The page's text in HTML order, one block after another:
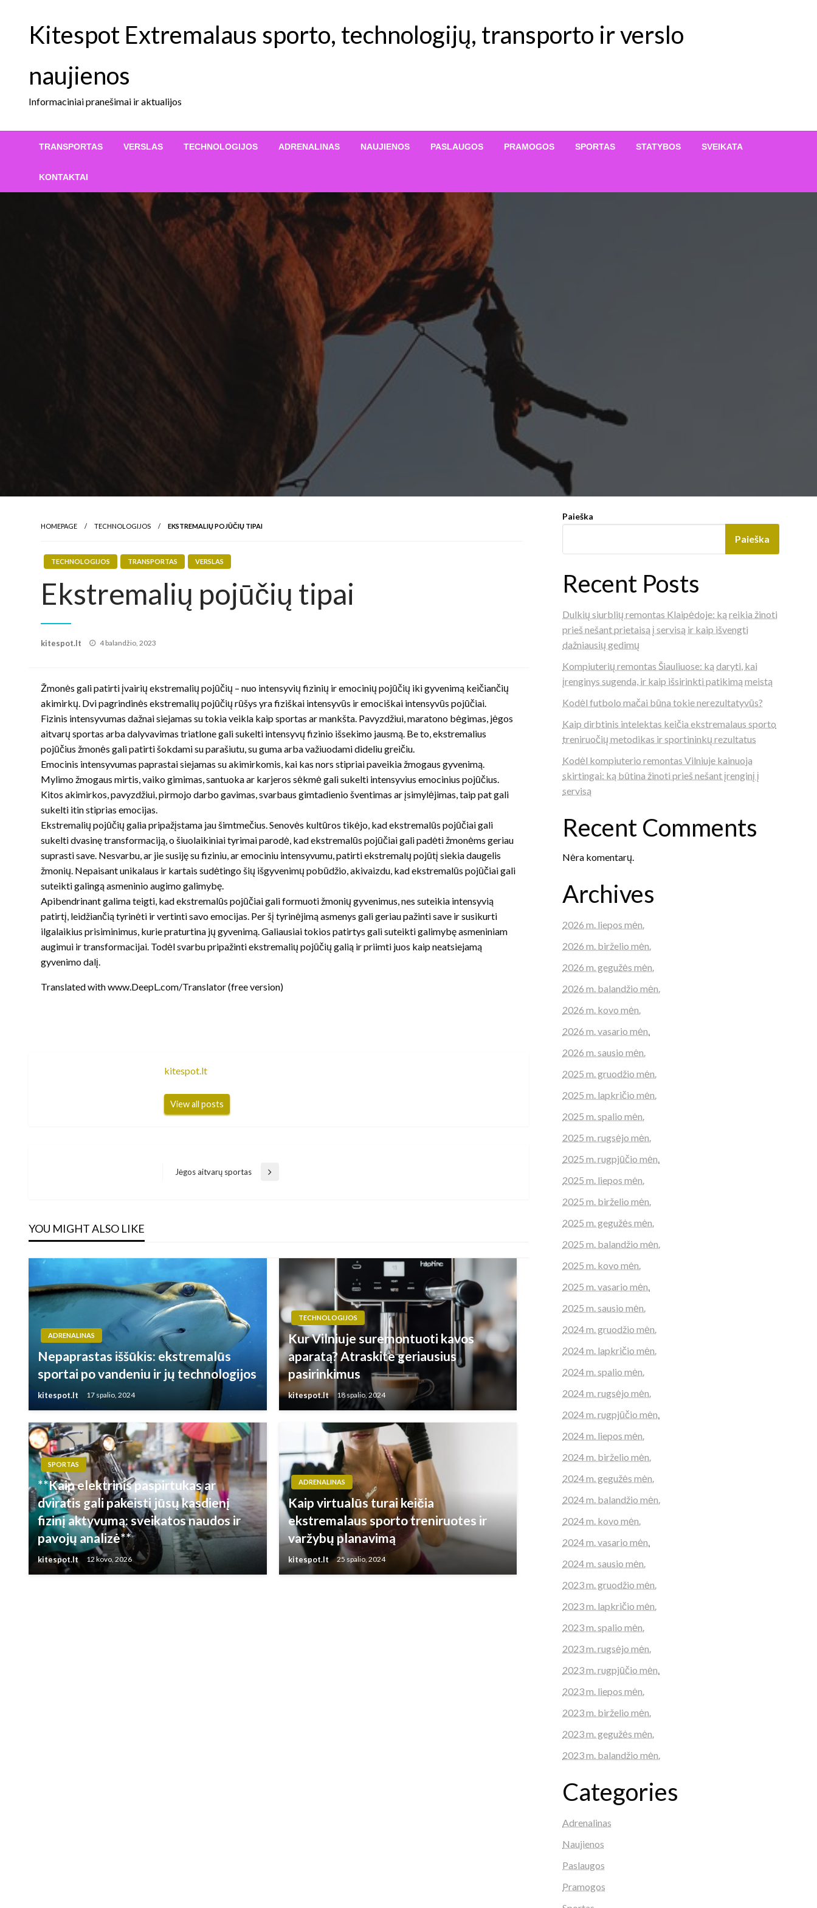
Kitespot Extremalaus sporto, technologijų, transporto ir verslo
naujienos
Informaciniai pranešimai ir aktualijos
TRANSPORTAS VERSLAS TECHNOLOGIJOS ADRENALINAS NAUJIENOS PASLAUGOS PRAMOGOS SPORTAS STATYBOS SVEIKATA
KONTAKTAI
HOMEPAGE TECHNOLOGIJOS EKSTREMALIŲ POJŪČIŲ TIPAI
TECHNOLOGIJOS TRANSPORTAS VERSLAS
Ekstremalių pojūčių tipai
kitespot.lt
Posted
4 balandžio, 2023
Žmonės gali patirti įvairių ekstremalių pojūčių – nuo intensyvių fizinių ir emocinių pojūčių iki gyvenimą keičiančių
akimirkų. Dvi pagrindinės ekstremalių pojūčių rūšys yra fiziškai intensyvūs ir emociškai intensyvūs pojūčiai.
Fizinis intensyvumas dažnai siejamas su tokia veikla kaip sportas ar mankšta. Pavyzdžiui, maratono bėgimas, jėgos
aitvarų sportas arba dalyvavimas triatlone gali sukelti intensyvų fizinio išsekimo jausmą. Be to, ekstremalius
pojūčius žmonės gali patirti šokdami su parašiutu, su guma arba važiuodami dideliu greičiu.
Emocinis intensyvumas paprastai siejamas su akimirkomis, kai kas nors stipriai paveikia žmogaus gyvenimą.
Mylimo žmogaus mirtis, vaiko gimimas, santuoka ar karjeros sėkmė gali sukelti intensyvius emocinius pojūčius.
Kitos akimirkos, pavyzdžiui, pirmojo darbo gavimas, svarbaus gimtadienio šventimas ar įsimylėjimas, taip pat gali
sukelti itin stiprias emocijas.
Ekstremalių pojūčių galia pripažįstama jau šimtmečius. Senovės kultūros tikėjo, kad ekstremalūs pojūčiai gali
sukelti dvasinę transformaciją, o šiuolaikiniai tyrimai parodė, kad ekstremalūs pojūčiai gali padėti žmonėms geriau
suprasti save. Nesvarbu, ar jie susiję su fiziniu, ar emociniu intensyvumu, patirti ekstremalų pojūtį siekia daugelis
žmonių. Nepaisant unikalaus ir kartais sudėtingo šių išgyvenimų pobūdžio, akivaizdu, kad ekstremalūs pojūčiai gali
suteikti galingą asmeninio augimo galimybę.
Apibendrinant galima teigti, kad ekstremalūs pojūčiai gali formuoti žmonių gyvenimus, nes suteikia intensyvią
patirtį, leidžiančią tyrinėti ir vertinti savo emocijas. Per šį tyrinėjimą asmenys gali geriau pažinti save ir susikurti
ilgalaikius prisiminimus, kurie praturtina jų gyvenimą. Galiausiai tokios patirtys gali suteikti galimybę asmeniniam
augimui ir transformacijai. Todėl svarbu pripažinti ekstremalių pojūčių galią ir priimti juos kaip neatsiejamą
gyvenimo dalį.
Translated with www.DeepL.com/Translator (free version)
kitespot.lt
View all posts
įrašų
Next
Jėgos aitvarų sportas
YOU MIGHT ALSO LIKE
ADRENALINAS
Nepaprastas iššūkis: ekstremalūs
sportai po vandeniu ir jų technologijos
kitespot.lt 17 spalio, 2024
TECHNOLOGIJOS
Kur Vilniuje suremontuoti kavos
aparatą? Atraskite geriausius
pasirinkimus
kitespot.lt 18 spalio, 2024
SPORTAS
**Kaip elektrinis paspirtukas ar
dviratis gali pakeisti jūsų kasdienį
fizinį aktyvumą: sveikatos naudos ir
pavojų analizė**
kitespot.lt 12 kovo, 2026
ADRENALINAS
Kaip virtualūs turai keičia
ekstremalaus sporto treniruotes ir
varžybų planavimą
kitespot.lt 25 spalio, 2024
Paieška
Paieška
Recent Posts
Dulkių siurblių remontas Klaipėdoje: ką reikia žinoti
prieš nešant prietaisą į servisą ir kaip išvengti
dažniausių gedimų
Kompiuterių remontas Šiauliuose: ką daryti, kai
įrenginys sugenda, ir kaip išsirinkti patikimą meistą
Kodėl futbolo mačai būna tokie nerezultatyvūs?
Kaip dirbtinis intelektas keičia ekstremalaus sporto
treniruočių metodikas ir sportininkų rezultatus
Kodėl kompiuterio remontas Vilniuje kainuoja
skirtingai: ką būtina žinoti prieš nešant įrenginį į
servisą
Recent Comments
Nėra komentarų.
Archives
2026 m. liepos mėn.
2026 m. birželio mėn.
2026 m. gegužės mėn.
2026 m. balandžio mėn.
2026 m. kovo mėn.
2026 m. vasario mėn.
2026 m. sausio mėn.
2025 m. gruodžio mėn.
2025 m. lapkričio mėn.
2025 m. spalio mėn.
2025 m. rugsėjo mėn.
2025 m. rugpjūčio mėn.
2025 m. liepos mėn.
2025 m. birželio mėn.
2025 m. gegužės mėn.
2025 m. balandžio mėn.
2025 m. kovo mėn.
2025 m. vasario mėn.
2025 m. sausio mėn.
2024 m. gruodžio mėn.
2024 m. lapkričio mėn.
2024 m. spalio mėn.
2024 m. rugsėjo mėn.
2024 m. rugpjūčio mėn.
2024 m. liepos mėn.
2024 m. birželio mėn.
2024 m. gegužės mėn.
2024 m. balandžio mėn.
2024 m. kovo mėn.
2024 m. vasario mėn.
2024 m. sausio mėn.
2023 m. gruodžio mėn.
2023 m. lapkričio mėn.
2023 m. spalio mėn.
2023 m. rugsėjo mėn.
2023 m. rugpjūčio mėn.
2023 m. liepos mėn.
2023 m. birželio mėn.
2023 m. gegužės mėn.
2023 m. balandžio mėn.
Categories
Adrenalinas
Naujienos
Paslaugos
Pramogos